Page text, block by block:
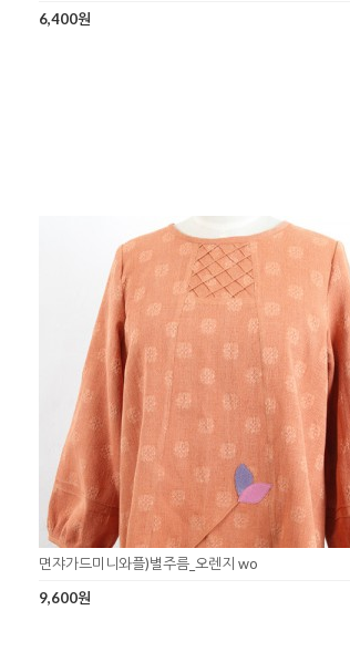
6,400원
면쟈가드미니와플)별주름_오렌지 wo
9,600원